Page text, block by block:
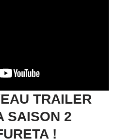
TRAILER
SAISON 2
!